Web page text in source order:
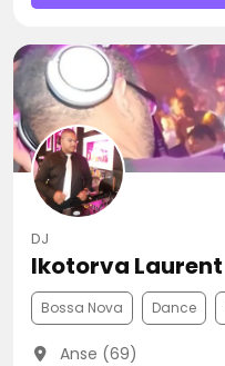
DJ
Ikotorva Laurent
Bossa Nova Dance
Anse (69)